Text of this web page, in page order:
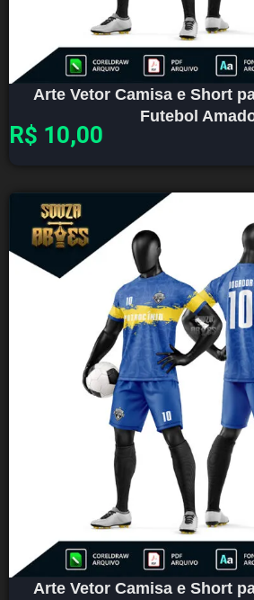
Arte Vetor Camisa e Short
Futebol
R$ 10,00
Arte Vetor Camisa e Short